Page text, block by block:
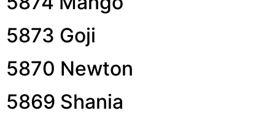
5873 Goji
5870 Newton
5869 Shania